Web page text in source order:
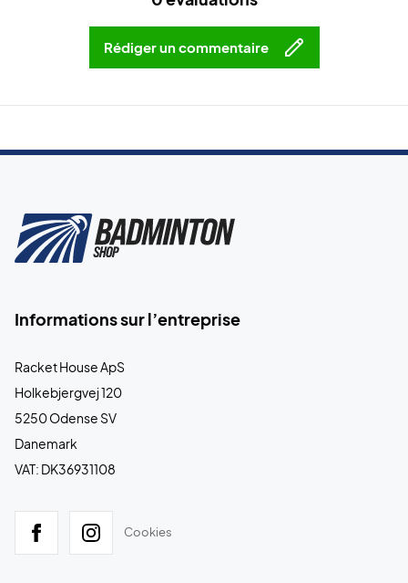
Rédiger un commentaire
Informations sur l’entreprise
Racket House ApS
Holkebjergvej 120
5250 Odense SV
Danemark
VAT: DK36931108
Cookies